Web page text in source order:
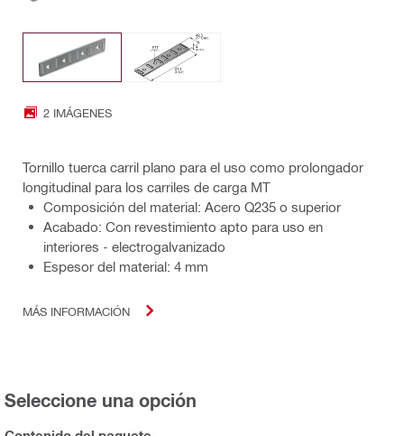
2 IMÁGENES
Tornillo tuerca carril plano para el uso como prolongador
longitudinal para los carriles de carga MT
Composición del material: Acero Q235 o superior
Acabado: Con revestimiento apto para uso en
interiores - electrogalvanizado
Espesor del material: 4 mm
MÁS INFORMACIÓN
Seleccione una opción